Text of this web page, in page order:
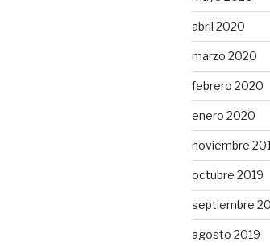
abril 2020
marzo 2020
febrero 2020
enero 2020
noviembre
octubre 2019
septiembre
agosto 2019